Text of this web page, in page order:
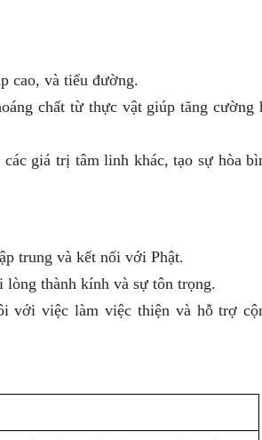
cao, và tiểu đường.
chất từ thực vật giúp tăng cường
giá trị tâm linh khác, tạo sự hòa
trung và kết nối với Phật.
lòng thành kính và sự tôn trọng.
với việc làm việc thiện và hỗ trợ